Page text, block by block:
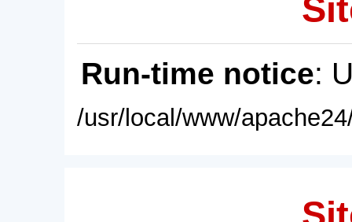
Run-time notice:
/usr/local/www/